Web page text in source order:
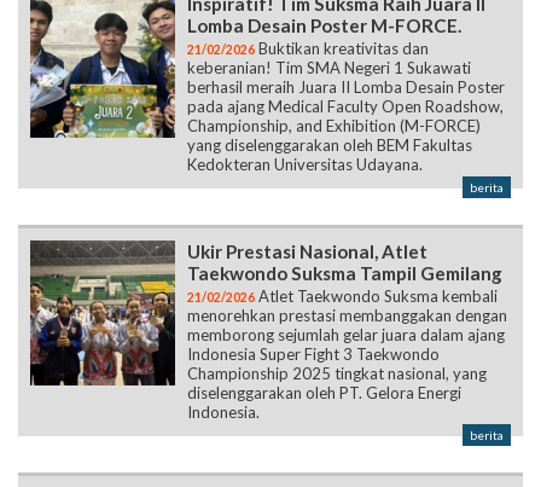
Lomba Desain Poster M-FORCE.
21/02/2026 Buktikan kreativitas dan
keberanian! Tim SMA Negeri 1 Sukawati
berhasil meraih Juara II Lomba Desain Poster
pada ajang Medical Faculty Open Roadshow,
Championship, and Exhibition (M-FORCE)
yang diselenggarakan oleh BEM Fakultas
Kedokteran Universitas Udayana.
berita
Ukir Prestasi Nasional, Atlet
Taekwondo Suksma Tampil Gemilang
21/02/2026 Atlet Taekwondo Suksma kembali
menorehkan prestasi membanggakan dengan
memborong sejumlah gelar juara dalam ajang
Indonesia Super Fight 3 Taekwondo
Championship 2025 tingkat nasional, yang
diselenggarakan oleh PT. Gelora Energi
Indonesia.
berita